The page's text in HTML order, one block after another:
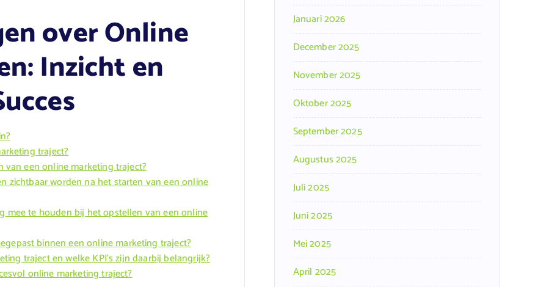
over Online
Inzicht en
traject?
een online marketing traject?
worden na het starten van een online
mee te houden bij het opstellen van een online
binnen een online marketing traject?
traject en welke KPI’s zijn daarbij belangrijk?
online marketing traject?
Januari 2026
December 2025
November 2025
Oktober 2025
September 2025
Augustus 2025
Juli 2025
Juni 2025
Mei 2025
April 2025